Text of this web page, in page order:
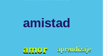
amistad
amor aprendizaje